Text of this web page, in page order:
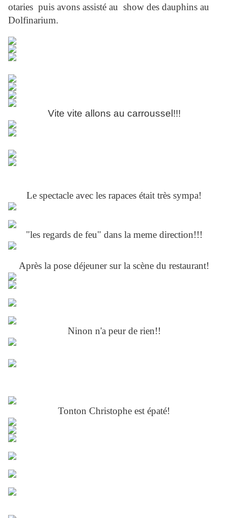
otaries puis avons assisté au show des dauphins au
Dolfinarium.
Vite vite allons au carroussel!!!
Le spectacle avec les rapaces était très sympa!
"les regards de feu" dans la meme direction!!!
Après la pose déjeuner sur la scène du restaurant!
Ninon n'a peur de rien!!
Tonton Christophe est épaté!